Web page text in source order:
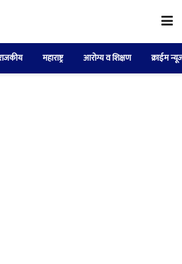
महाराष्ट्र आरोग्य व शिक्षण क्राईम